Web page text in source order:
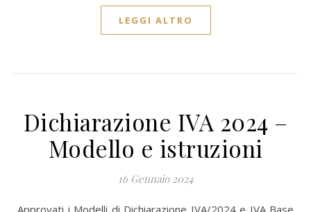
LEGGI ALTRO
Dichiarazione IVA 2024 –
Modello e istruzioni
16 Gennaio 2024
Approvati i Modelli di Dichiarazione IVA/2024 e IVA Base